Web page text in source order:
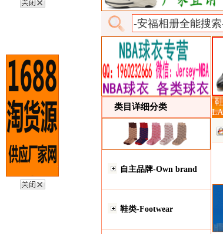
类目详细分类
自主品牌-Own brand
鞋类-Footwear